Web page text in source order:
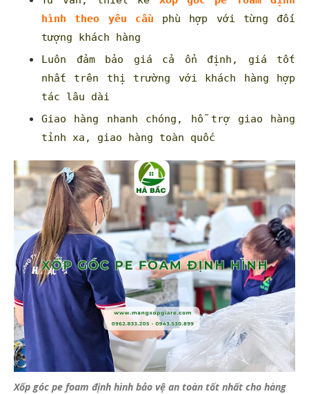
hình theo yêu cầu phù hợp với từng đối
tượng khách hàng
Luôn đảm bảo giá cả ổn định, giá tốt
nhất trên thị trường với khách hàng hợp
tác lâu dài
Giao hàng nhanh chóng, hỗ trợ giao hàng
tỉnh xa, giao hàng toàn quốc
Xốp góc pe foam định hình bảo vệ an toàn tốt nhất cho hàng